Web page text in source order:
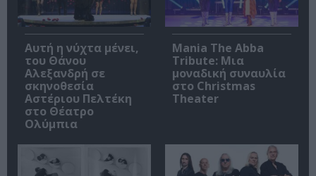
Αυτή η νύχτα μένει,
του Θάνου
Αλεξανδρή σε
σκηνοθεσία
Αστέριου Πελτέκη
στο Θέατρο
Ολύμπια
Mania The Abba
Tribute: Μια
μοναδική συναυλία
στο Christmas
Theater